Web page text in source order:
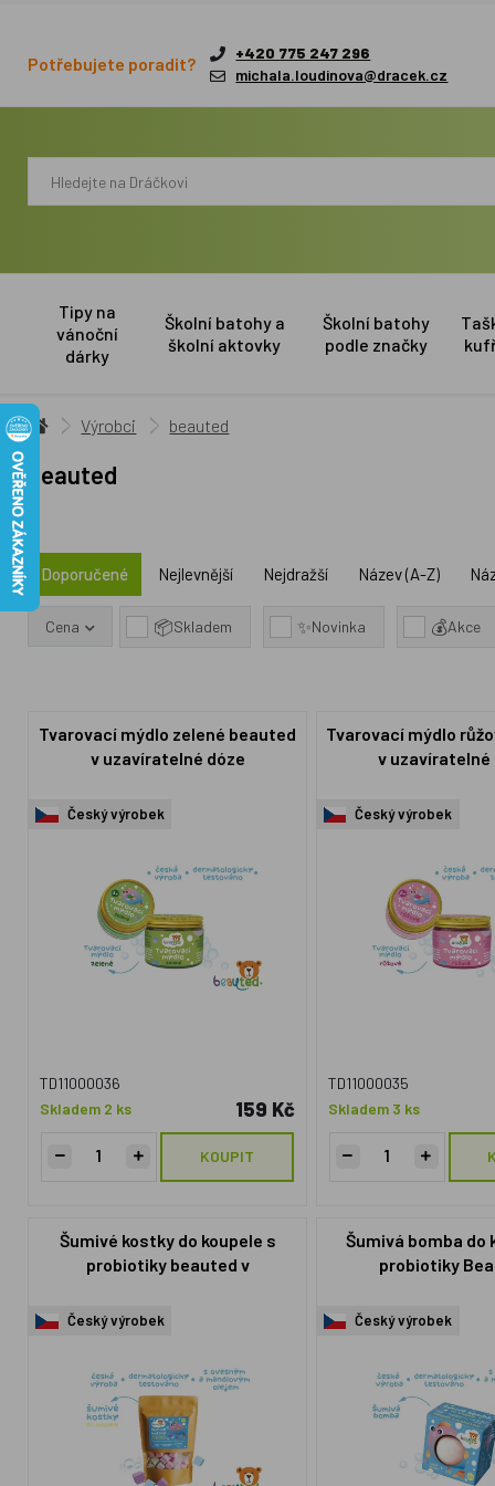
Potřebujete poradit?
+420 775 247 296
michala.loudinova@dracek.cz
Tipy na
vánoční
dárky
Školní batohy a
školní aktovky
Školní batohy
podle značky
Výrobci beauted
beauted
Doporučené Nejlevnější Nejdražší Název (A-Z)
Cena 📦Skladem ✨Novinka 💰Akce
Tvarovací mýdlo zelené beauted
v uzavíratelné dóze
Český výrobek
TD11000036
Skladem 2 ks
159 Kč
KOUPIT
Tvarovací mýdlo
v uzavíratelné
Český výrobek
TD11000035
Skladem 3 ks
Šumivé kostky do koupele s
probiotiky beauted v
Český výrobek
Šumivá bomba do
probiotiky
Český výrobek